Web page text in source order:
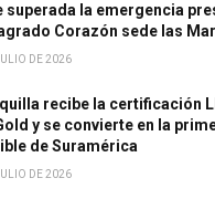
superada la emergencia
Corazón sede las
DE 2026
recibe la certificación
y se convierte en la
de Suramérica
DE 2026